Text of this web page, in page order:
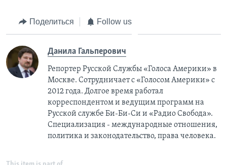
Поделиться Follow us
Данила Гальперович
Репортер Русской Службы «Голоса Америки» в
Москве. Сотрудничает с «Голосом Америки» с
2012 года. Долгое время работал
корреспондентом и ведущим программ на
Русской службе Би-Би-Си и «Радио Свобода».
Специализация - международные отношения,
политика и законодательство, права человека.